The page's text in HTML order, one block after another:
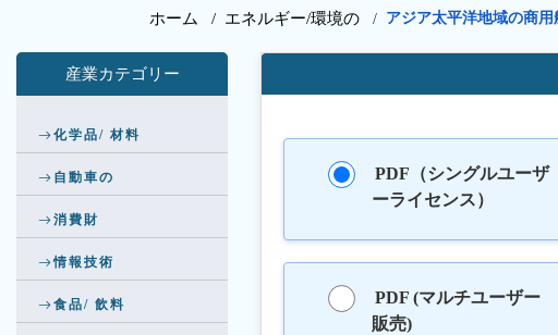
ホーム / エネルギー/環境の / アジア太平洋地域の商
産業カテゴリー
化学品/ 材料
自動車の
消費財
情報技術
食品/ 飲料
PDF（シングルユーザ
ーライセンス）
PDF (マルチユーザー
販売)